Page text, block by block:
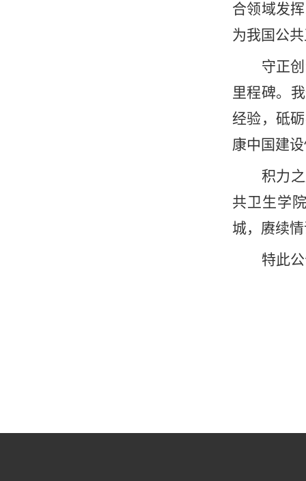
合领域发
为我国公
守正
里程碑。
经验，砥
康中国建
积力
共卫生学
城，赓续
特此